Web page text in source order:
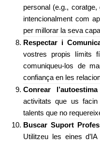
personal (e.g.,
intencionalment com
per millorar la seva
Respectar i
vostres propis límits
comuniqueu-los de
confiança en les
Conrear l’autoestima
activitats que us
talents que no
Buscar Suport
Utilitzeu les eines